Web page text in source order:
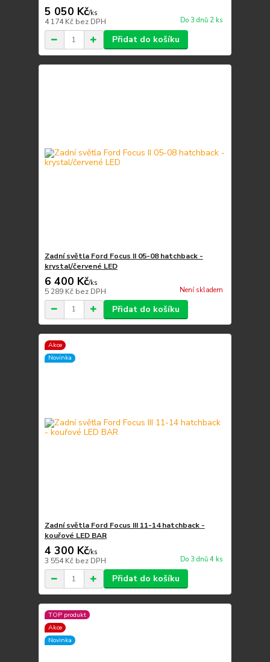
5 050 Kč/ks
4 174 Kč bez DPH Do 3 dnů 2 ks
Přidat do košíku
Zadní světla Ford Focus II 05-08 hatchback -
krystal/červené LED
6 400 Kč/ks
5 289 Kč bez DPH Není skladem
Přidat do košíku
Akce
Novinka
Zadní světla Ford Focus III 11-14 hatchback -
kouřové LED BAR
4 300 Kč/ks
3 554 Kč bez DPH Do 3 dnů 4 ks
Přidat do košíku
TOP produkt
Akce
Novinka